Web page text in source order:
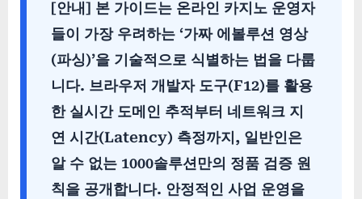
[안내] 본 가이드는 온라인 카지노 운영자
들이 가장 우려하는 ‘가짜 에볼루션 영상
(파싱)’을 기술적으로 식별하는 법을 다룹
니다. 브라우저 개발자 도구(F12)를 활용
한 실시간 도메인 추적부터 네트워크 지
연 시간(Latency) 측정까지, 일반인은
알 수 없는 1000솔루션만의 정품 검증 원
칙을 공개합니다. 안정적인 사업 운영을